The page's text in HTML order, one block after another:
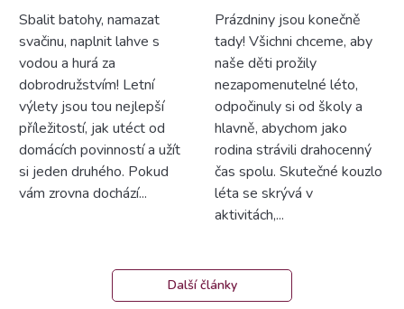
uchovat?
Sbalit batohy, namazat
svačinu, naplnit lahve s
vodou a hurá za
dobrodružstvím! Letní
výlety jsou tou nejlepší
příležitostí, jak utéct od
domácích povinností a užít
si jeden druhého. Pokud
vám zrovna dochází...
tipy
Prázdniny jsou konečně
tady! Všichni chceme, aby
naše děti prožily
nezapomenutelné léto,
odpočinuly si od školy a
hlavně, abychom jako
rodina strávili drahocenný
čas spolu. Skutečné kouzlo
léta se skrývá v
aktivitách,...
Další články